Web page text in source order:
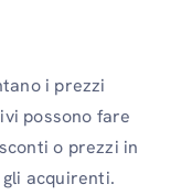
i prezzi
possono fare
o prezzi in
acquirenti.